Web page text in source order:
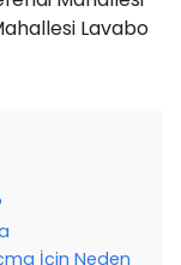
Lavabo
İçin Neden